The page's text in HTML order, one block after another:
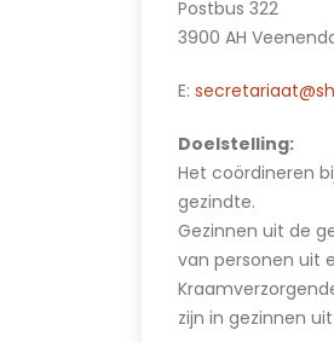
Postbus 322
3900 AH
E:
Doelstelling:
Het coördineren
gezindte.
Gezinnen uit de
van personen uit
zijn in gezinnen